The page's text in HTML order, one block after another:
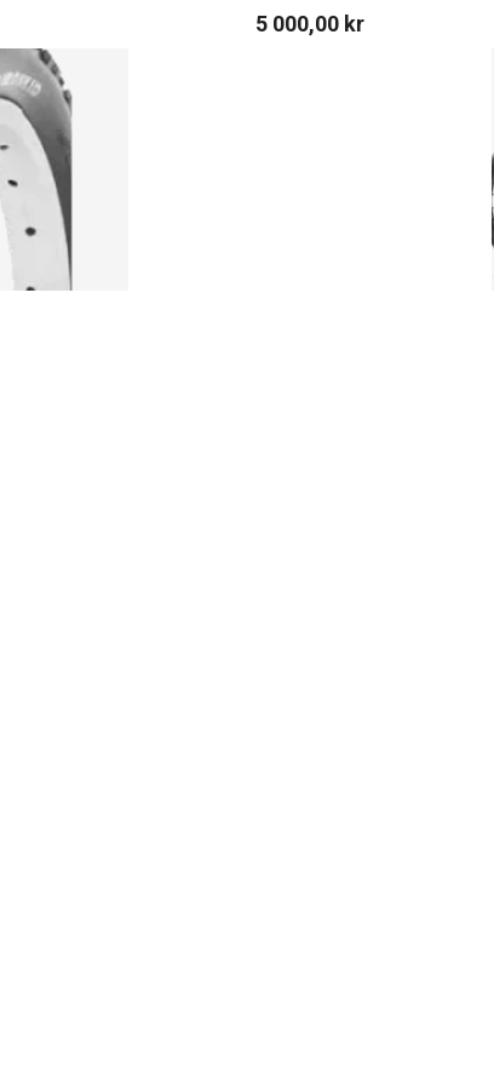
5 000,00 kr